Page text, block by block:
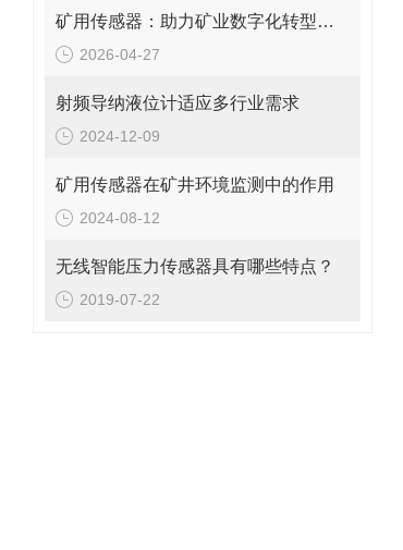
矿用传感器：助力矿业数字化转型的核心技术
2026-04-27
射频导纳液位计适应多行业需求
2024-12-09
矿用传感器在矿井环境监测中的作用
2024-08-12
无线智能压力传感器具有哪些特点？
2019-07-22